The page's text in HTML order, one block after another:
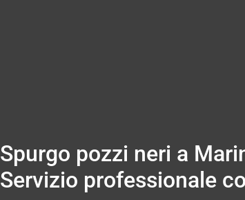
Spurgo pozzi neri a
Servizio professionale